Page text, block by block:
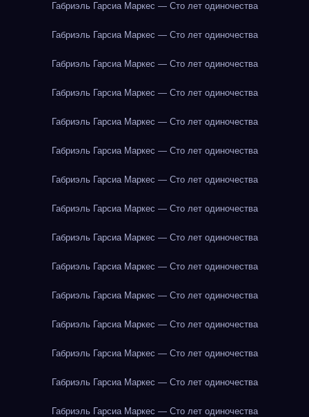
Габриэль Гарсиа Маркес — Сто лет одиночества
Габриэль Гарсиа Маркес — Сто лет одиночества
Габриэль Гарсиа Маркес — Сто лет одиночества
Габриэль Гарсиа Маркес — Сто лет одиночества
Габриэль Гарсиа Маркес — Сто лет одиночества
Габриэль Гарсиа Маркес — Сто лет одиночества
Габриэль Гарсиа Маркес — Сто лет одиночества
Габриэль Гарсиа Маркес — Сто лет одиночества
Габриэль Гарсиа Маркес — Сто лет одиночества
Габриэль Гарсиа Маркес — Сто лет одиночества
Габриэль Гарсиа Маркес — Сто лет одиночества
Габриэль Гарсиа Маркес — Сто лет одиночества
Габриэль Гарсиа Маркес — Сто лет одиночества
Габриэль Гарсиа Маркес — Сто лет одиночества
Габриэль Гарсиа Маркес — Сто лет одиночества